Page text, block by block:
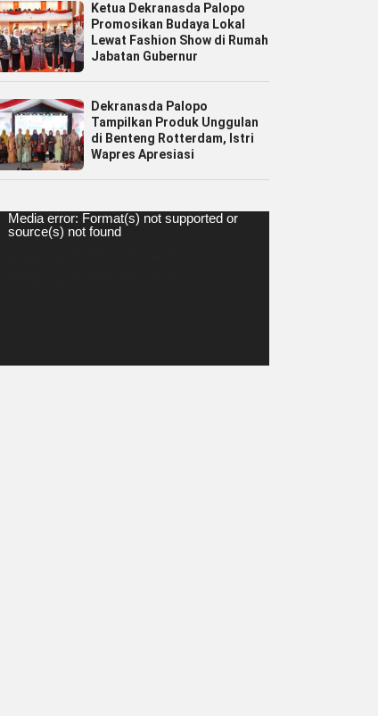
Ketua Dekranasda Palopo
Promosikan Budaya Lokal
Lewat Fashion Show di Rumah
Jabatan Gubernur
Dekranasda Palopo
Tampilkan Produk Unggulan
di Benteng Rotterdam, Istri
Wapres Apresiasi
Pemutar
Video
Media error: Format(s) not supported or
source(s) not found